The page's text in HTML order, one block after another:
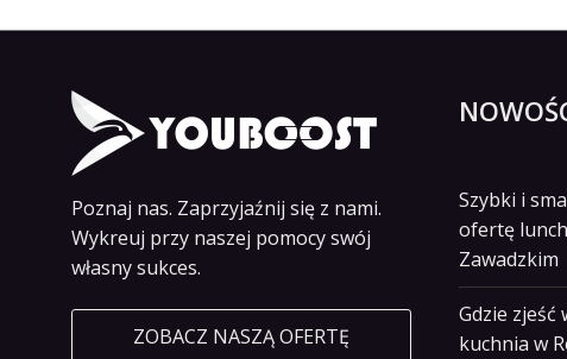
Poznaj nas. Zaprzyjaźnij się z nami.
Wykreuj przy naszej pomocy swój
własny sukces.
ZOBACZ NASZĄ OFERTĘ
Szybki i
ofertę
Zawadzkim
Gdzie zjeść
kuchnia w